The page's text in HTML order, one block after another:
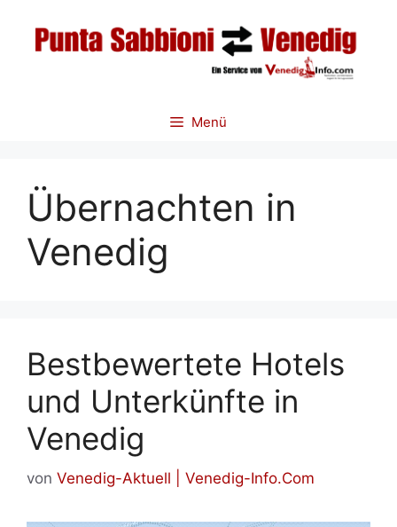
Inhalt
springen
Menü
Übernachten in
Venedig
Bestbewertete Hotels
und Unterkünfte in
Venedig
von Venedig-Aktuell | Venedig-Info.Com